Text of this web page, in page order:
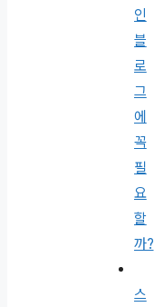
인
블
로
그
에
꼭
필
요
할
까?
스